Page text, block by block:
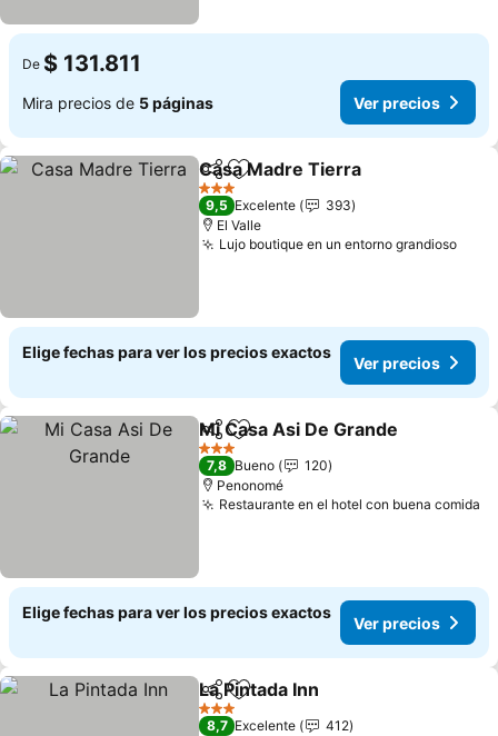
De $ 131.811
Mira precios de 5 páginas Ver precios
CompartirAgregar a favoritos
Casa Madre Tierra
3 Estrellas
9,5 Excelente
393
El Valle
Lujo boutique en un entorno grandiosoVer
Elige fechas para ver los precios exactos
Ver precios
CompartirAgregar a favoritos
Mi Casa Asi De Grande
3 Estrellas
7,8 Bueno
120
Penonomé
Restaurante en el hotel con buena comida
Elige fechas para ver los precios exactos
Ver precios
CompartirAgregar a favoritos
La Pintada Inn
3 Estrellas
8,7 Excelente
412